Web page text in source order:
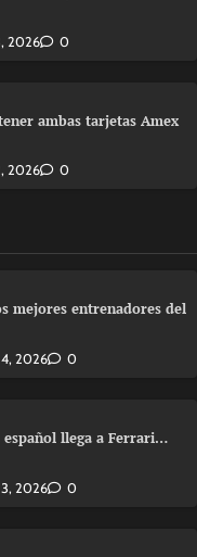
2026 0
ambas tarjetas Amex
2026 0
mejores entrenadores del
2026 0
español llega a Ferrari…
2026 0